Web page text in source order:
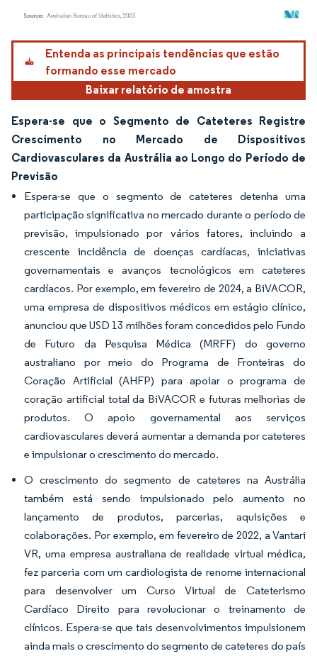
Imagem © Mordor Intelligence. O reuso requer atribuição conforme CC BY 4.0.
Entenda as principais tendências que estão
formando esse mercado
Baixar relatório de amostra
Espera-se que o Segmento de Cateteres Registre
Crescimento no Mercado de Dispositivos
Cardiovasculares da Austrália ao Longo do Período de
Previsão
Espera-se que o segmento de cateteres detenha uma
participação significativa no mercado durante o período de
previsão, impulsionado por vários fatores, incluindo a
crescente incidência de doenças cardíacas, iniciativas
governamentais e avanços tecnológicos em cateteres
cardíacos. Por exemplo, em fevereiro de 2024, a BiVACOR,
uma empresa de dispositivos médicos em estágio clínico,
anunciou que USD 13 milhões foram concedidos pelo Fundo
de Futuro da Pesquisa Médica (MRFF) do governo
australiano por meio do Programa de Fronteiras do
Coração Artificial (AHFP) para apoiar o programa de
coração artificial total da BiVACOR e futuras melhorias de
produtos. O apoio governamental aos serviços
cardiovasculares deverá aumentar a demanda por cateteres
e impulsionar o crescimento do mercado.
O crescimento do segmento de cateteres na Austrália
também está sendo impulsionado pelo aumento no
lançamento de produtos, parcerias, aquisições e
colaborações. Por exemplo, em fevereiro de 2022, a Vantari
VR, uma empresa australiana de realidade virtual médica,
fez parceria com um cardiologista de renome internacional
para desenvolver um Curso Virtual de Cateterismo
Cardíaco Direito para revolucionar o treinamento de
clínicos. Espera-se que tais desenvolvimentos impulsionem
ainda mais o crescimento do segmento de cateteres do país